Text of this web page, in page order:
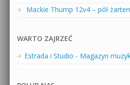
Mackie Thump 12v4 – pół
WARTO ZAJRZEĆ
Estrada i Studio - Magazyn